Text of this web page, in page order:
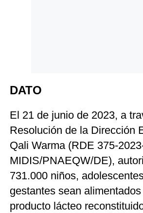
DATO
El 21 de junio de 2023, a
Resolución de la Dirección
Qali Warma (RDE 375-
MIDIS/PNAEQW/DE),
731.000 niños,
gestantes sean
producto lácteo